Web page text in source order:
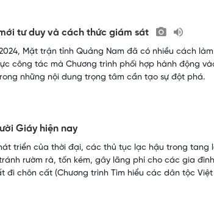
tư duy và cách thức giám sát
2024, Mặt trận tỉnh Quảng Nam đã có nhiều cách
công tác mà Chương trình phối hợp hành động
những nội dung trọng tâm cần tạo sự đột phá.
Giáy hiện nay
triển của thời đại, các thủ tục lạc hậu trong
rườm rà, tốn kém, gây lãng phí cho các gia
đi chôn cất (Chương trình Tìm hiểu các dân tộc